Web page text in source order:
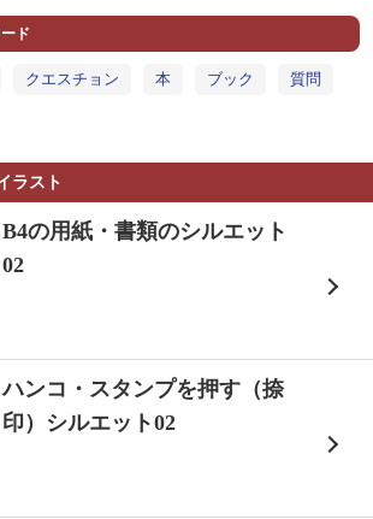
ド
クエスチョン 本 ブック 質問
ラスト
B4の用紙・書類のシルエット
02
ハンコ・スタンプを押す（捺
印）シルエット02